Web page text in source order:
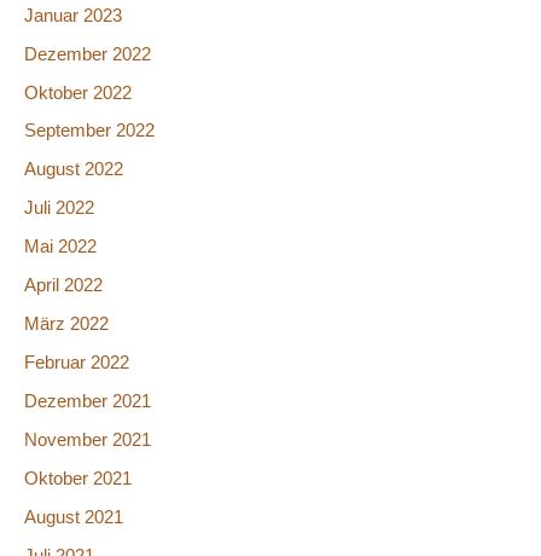
Januar 2023
Dezember 2022
Oktober 2022
September 2022
August 2022
Juli 2022
Mai 2022
April 2022
März 2022
Februar 2022
Dezember 2021
November 2021
Oktober 2021
August 2021